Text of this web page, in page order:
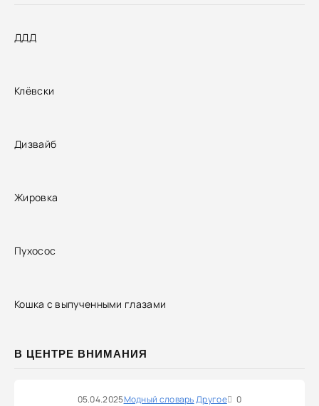
ДДД
Клёвски
Дизвайб
Жировка
Пухосос
Кошка с выпученными глазами
В ЦЕНТРЕ ВНИМАНИЯ
05.04.2025Модный словарьДругое 0